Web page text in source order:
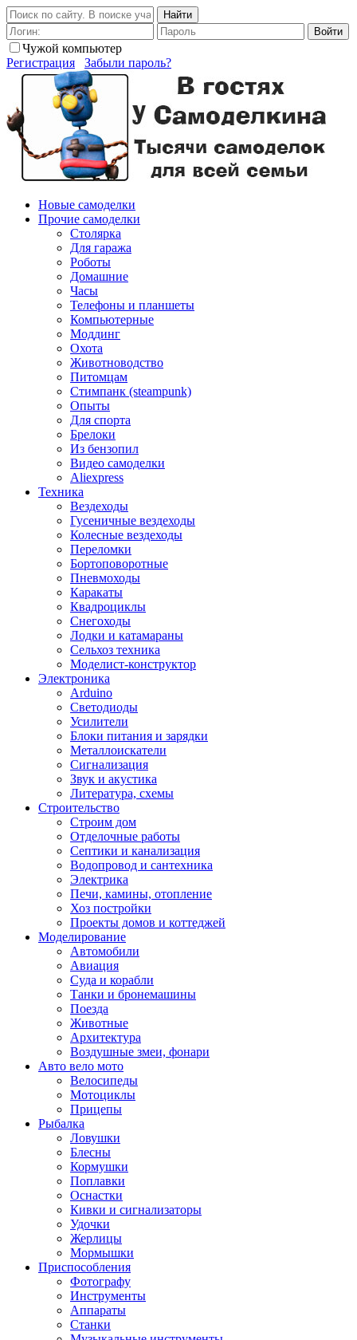
Найти
Войти
Чужой компьютер
Регистрация
Забыли пароль?
Новые самоделки
Прочие самоделки
Столярка
Для гаража
Роботы
Домашние
Часы
Телефоны и планшеты
Компьютерные
Моддинг
Охота
Животноводство
Питомцам
Стимпанк (steampunk)
Опыты
Для спорта
Брелоки
Из бензопил
Видео самоделки
Aliexpress
Техника
Вездеходы
Гусеничные вездеходы
Колесные вездеходы
Переломки
Бортоповоротные
Пневмоходы
Каракаты
Квадроциклы
Снегоходы
Лодки и катамараны
Сельхоз техника
Моделист-конструктор
Электроника
Arduino
Светодиоды
Усилители
Блоки питания и зарядки
Металлоискатели
Сигнализация
Звук и акустика
Литература, схемы
Строительство
Строим дом
Отделочные работы
Септики и канализация
Водопровод и сантехника
Электрика
Печи, камины, отопление
Хоз постройки
Проекты домов и коттеджей
Моделирование
Автомобили
Авиация
Суда и корабли
Танки и бронемашины
Поезда
Животные
Архитектура
Воздушные змеи, фонари
Авто вело мото
Велосипеды
Мотоциклы
Прицепы
Рыбалка
Ловушки
Блесны
Кормушки
Поплавки
Оснастки
Кивки и сигнализаторы
Удочки
Жерлицы
Мормышки
Приспособления
Фотографу
Инструменты
Аппараты
Станки